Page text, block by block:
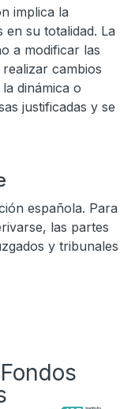
implica la
en su totalidad. La
a modificar las
cambios
dinámica o
justificadas y se
española. Para
las partes
y tribunales